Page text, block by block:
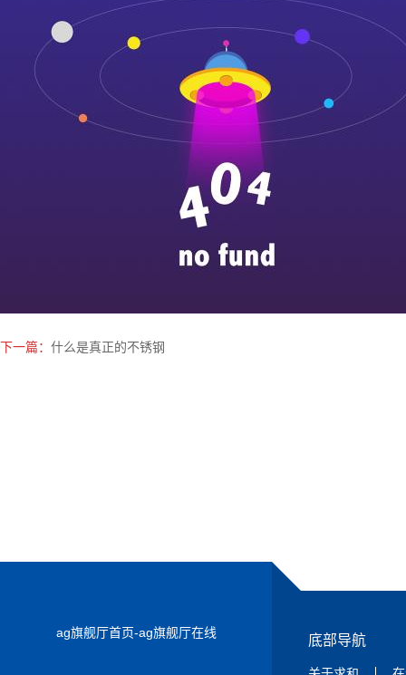
独家曝光！污水处理罐制作工艺大揭秘！
201不锈钢板点蚀的原因探究
清洗不锈钢的简单方法
双相不锈钢 奥氏体不锈钢 不锈钢卷板
下一篇： 什么是真正的不锈钢
ag旗舰厅首页-ag旗舰厅在线 底部导航